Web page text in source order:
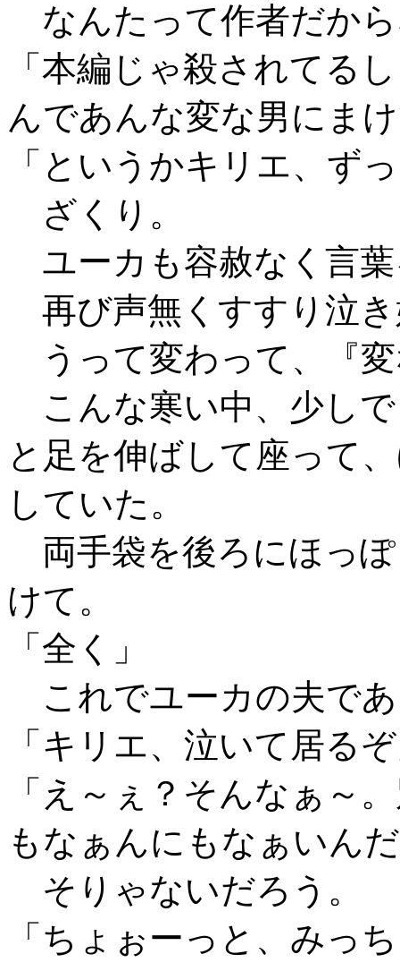
なんたって作者だか
「本編じゃ殺されてる
んであんな変な男にま
「というかキリエ、ず
ざくり。
ユーカも容赦なく言
再び声無くすすり泣
うって変わって、『
こんな寒い中、少し
と足を伸ばして座って
していた。
両手袋を後ろにほっ
けて。
「全く」
これでユーカの夫で
「キリエ、泣いて居る
「え～ぇ？そんなぁ～
もなぁんにもなぁいん
そりゃないだろう。
「ちょぉーっと、みっ